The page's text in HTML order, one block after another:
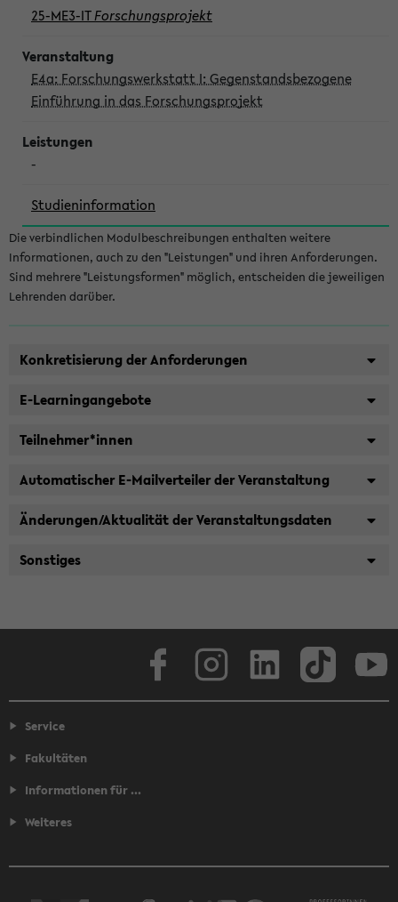
25-ME3-ITForschungsprojekt
E4a: Forschungswerkstatt I: Gegenstandsbezogene
Einführung in das Forschungsprojekt
-
Studieninformation
Die verbindlichen Modulbeschreibungen enthalten weitere
Informationen, auch zu den "Leistungen" und ihren Anforderungen.
Sind mehrere "Leistungsformen" möglich, entscheiden die jeweiligen
Lehrenden darüber.
Konkretisierung der Anforderungen
E-Learningangebote
Teilnehmer*innen
Automatischer E-Mailverteiler der Veranstaltung
Änderungen/Aktualität der Veranstaltungsdaten
Sonstiges
Service
Fakultäten
Informationen für ...
Weiteres